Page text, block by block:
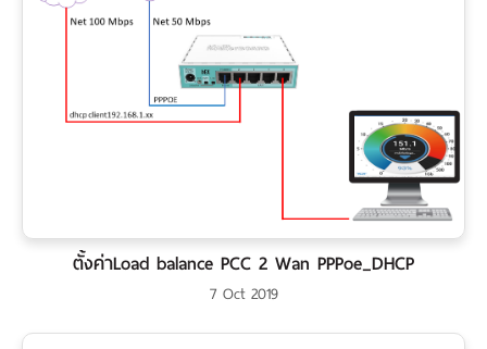
ตั้งค่าLoad balance PCC 2 Wan PPPoe_DHCP
7 Oct 2019